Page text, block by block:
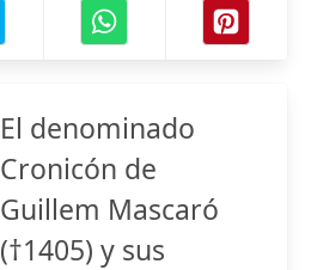
El denominado
Cronicón de
Guillem Mascaró
(†1405) y sus